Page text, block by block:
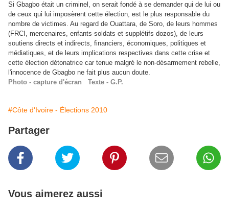
Si Gbagbo était un criminel, on serait fondé à se demander qui de lui ou
de ceux qui lui imposèrent cette élection, est le plus responsable du
nombre de victimes. Au regard de Ouattara, de Soro, de leurs hommes
(FRCI, mercenaires, enfants-soldats et supplétifs dozos), de leurs
soutiens directs et indirects, financiers, économiques, politiques et
médiatiques, et de leurs implications respectives dans cette crise et
cette élection détonatrice car tenue malgré le non-désarmement rebelle,
l'innocence de Gbagbo ne fait plus aucun doute.
Photo - capture d'écran Texte - G.P.
#Côte d'Ivoire - Élections 2010
Partager
Vous aimerez aussi